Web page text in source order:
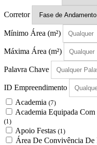
Corretor
Mínimo Área (m²)
Máxima Área (m²)
Palavra Chave
ID Empreendimento
Academia (7)
Academia Equipada
(1)
Apoio Festas (1)
Área De Convivência De